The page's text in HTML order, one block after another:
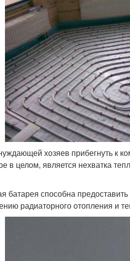
хозяев прибегнуть к
в целом, является нехватка
батарея способна
радиаторного отопления и